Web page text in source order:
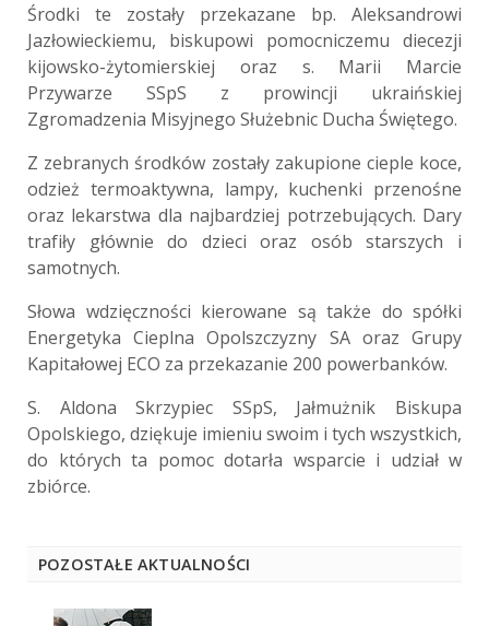
Środki te zostały przekazane bp. Aleksandrowi
Jazłowieckiemu, biskupowi pomocniczemu diecezji
kijowsko-żytomierskiej oraz s. Marii Marcie
Przywarze SSpS z prowincji ukraińskiej
Zgromadzenia Misyjnego Służebnic Ducha Świętego.
Z zebranych środków zostały zakupione cieple koce,
odzież termoaktywna, lampy, kuchenki przenośne
oraz lekarstwa dla najbardziej potrzebujących. Dary
trafiły głównie do dzieci oraz osób starszych i
samotnych.
Słowa wdzięczności kierowane są także do spółki
Energetyka Cieplna Opolszczyzny SA oraz Grupy
Kapitałowej ECO za przekazanie 200 powerbanków.
S. Aldona Skrzypiec SSpS, Jałmużnik Biskupa
Opolskiego, dziękuje imieniu swoim i tych wszystkich,
do których ta pomoc dotarła wsparcie i udział w
zbiórce.
POZOSTAŁE AKTUALNOŚCI